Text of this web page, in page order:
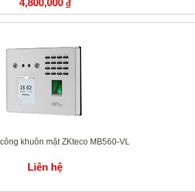
4,800,000 đ
khuôn mặt ZKteco MB560-VL
Liên hệ